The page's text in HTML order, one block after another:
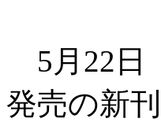
5月22日
発売の新刊